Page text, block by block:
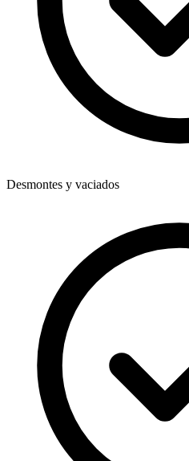
Desmontes y vaciados